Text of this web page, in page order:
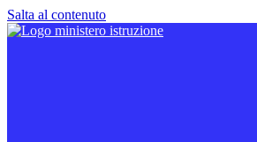
Salta al contenuto